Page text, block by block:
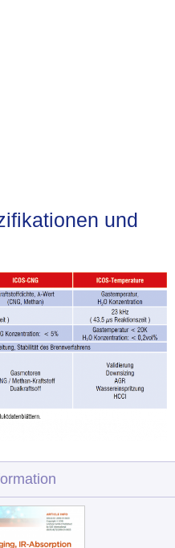
und